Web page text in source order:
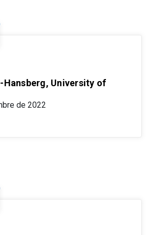
Hansberg, University of
de 2022